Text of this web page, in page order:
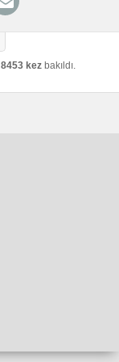
8453 kez bakıldı.